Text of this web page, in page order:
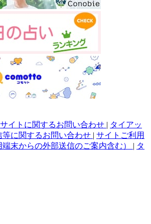
サイトに関するお問い合わせ | タイアッ
に関するお問い合わせ | サイトご利用
末からの外部送信のご案内含む） | タ